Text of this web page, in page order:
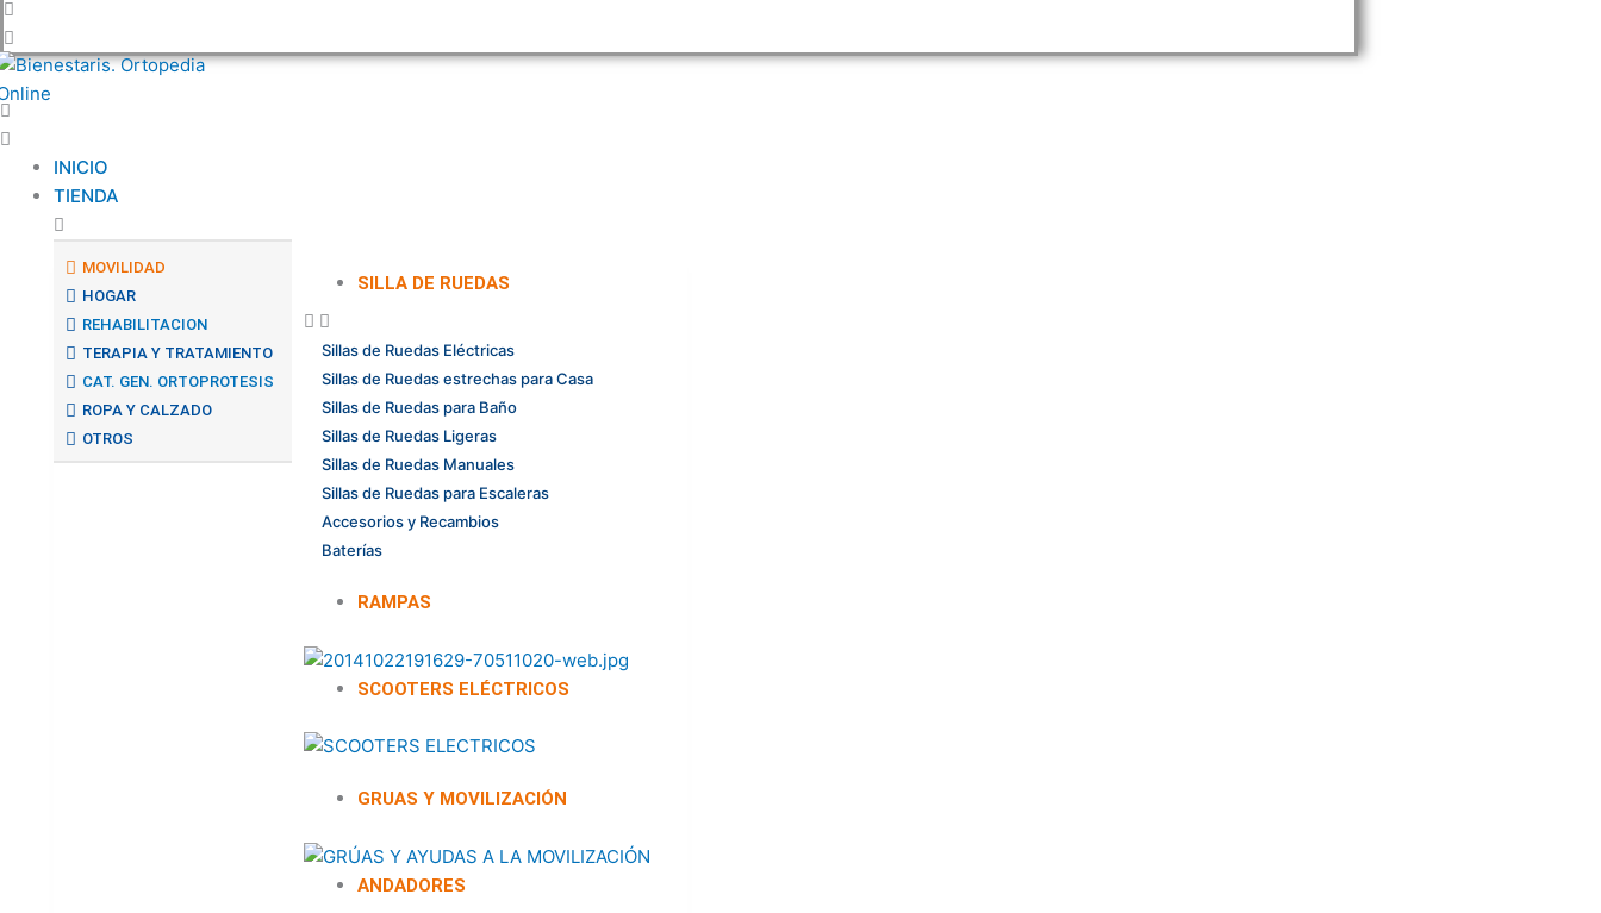
INICIO
TIENDA
MOVILIDAD
HOGAR
REHABILITACION
TERAPIA Y TRATAMIENTO
CAT. GEN. ORTOPROTESIS
ROPA Y CALZADO
OTROS
SILLA DE RUEDAS
Sillas de Ruedas Eléctricas
Sillas de Ruedas estrechas para Casa
Sillas de Ruedas para Baño
Sillas de Ruedas Ligeras
Sillas de Ruedas Manuales
Sillas de Ruedas para Escaleras
Accesorios y Recambios
Baterías
RAMPAS
SCOOTERS ELÉCTRICOS
GRUAS Y MOVILIZACIÓN
ANDADORES